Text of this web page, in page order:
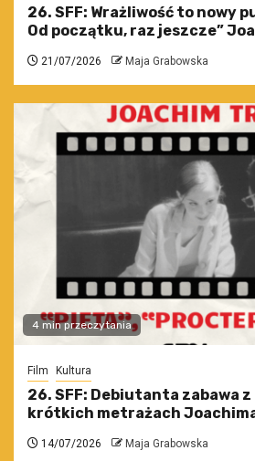
26. SFF: Wrażliwość to nowy
Od początku, raz jeszcze”
21/07/2026 Maja Grabowska
4 min przeczytania
Film Kultura
26. SFF: Debiutanta zabawa z
krótkich metrażach
14/07/2026 Maja Grabowska